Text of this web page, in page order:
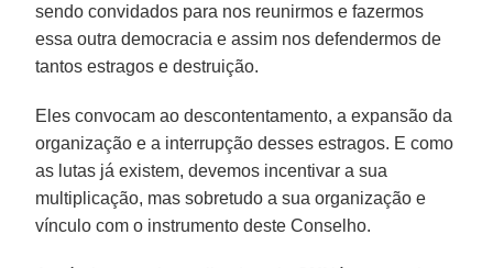
sendo convidados para nos reunirmos e fazermos
essa outra democracia e assim nos defendermos de
tantos estragos e destruição.
Eles convocam ao descontentamento, a expansão da
organização e a interrupção desses estragos. E como
as lutas já existem, devemos incentivar a sua
multiplicação, mas sobretudo a sua organização e
vínculo com o instrumento deste Conselho.